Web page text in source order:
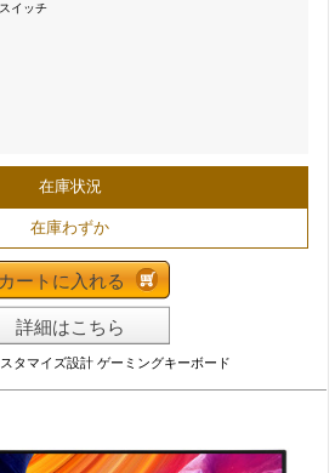
イッチ
在庫状況
在庫わずか
ートに入れる
詳細はこちら
タマイズ設計 ゲーミングキーボード